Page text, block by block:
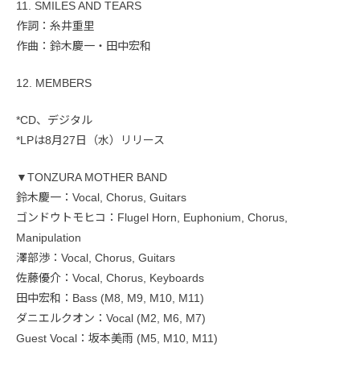
11. SMILES AND TEARS
作詞：糸井重里
作曲：鈴木慶一・田中宏和
12. MEMBERS
*CD、デジタル
*LPは8月27日（水）リリース
▼TONZURA MOTHER BAND
鈴木慶一：Vocal, Chorus, Guitars
ゴンドウトモヒコ：Flugel Horn, Euphonium, Chorus,
Manipulation
澤部渉：Vocal, Chorus, Guitars
佐藤優介：Vocal, Chorus, Keyboards
田中宏和：Bass (M8, M9, M10, M11)
ダニエルクオン：Vocal (M2, M6, M7)
Guest Vocal：坂本美雨 (M5, M10, M11)